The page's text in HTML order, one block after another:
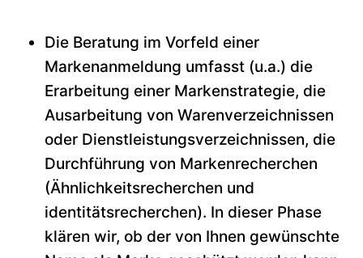
Die Beratung im Vorfeld einer
Markenanmeldung umfasst (u.a.) die
Erarbeitung einer Markenstrategie, die
Ausarbeitung von Warenverzeichnissen
oder Dienstleistungsverzeichnissen, die
Durchführung von Markenrecherchen
(Ähnlichkeitsrecherchen und
identitätsrecherchen). In dieser Phase
klären wir, ob der von Ihnen gewünschte